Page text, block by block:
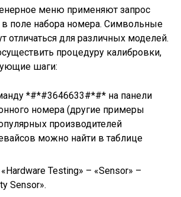
меню применяют запрос
поле набора номера. Символьные
отличаться для различных моделей.
процедуру калибровки,
шаги:
*#*#3646633#*#* на панели
номера (другие примеры
производителей
можно найти в таблице
Testing» – «Sensor» –
Sensor».